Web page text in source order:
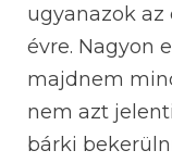
ugyanazok az
évre. Nagyon
majdnem
nem azt
bárki